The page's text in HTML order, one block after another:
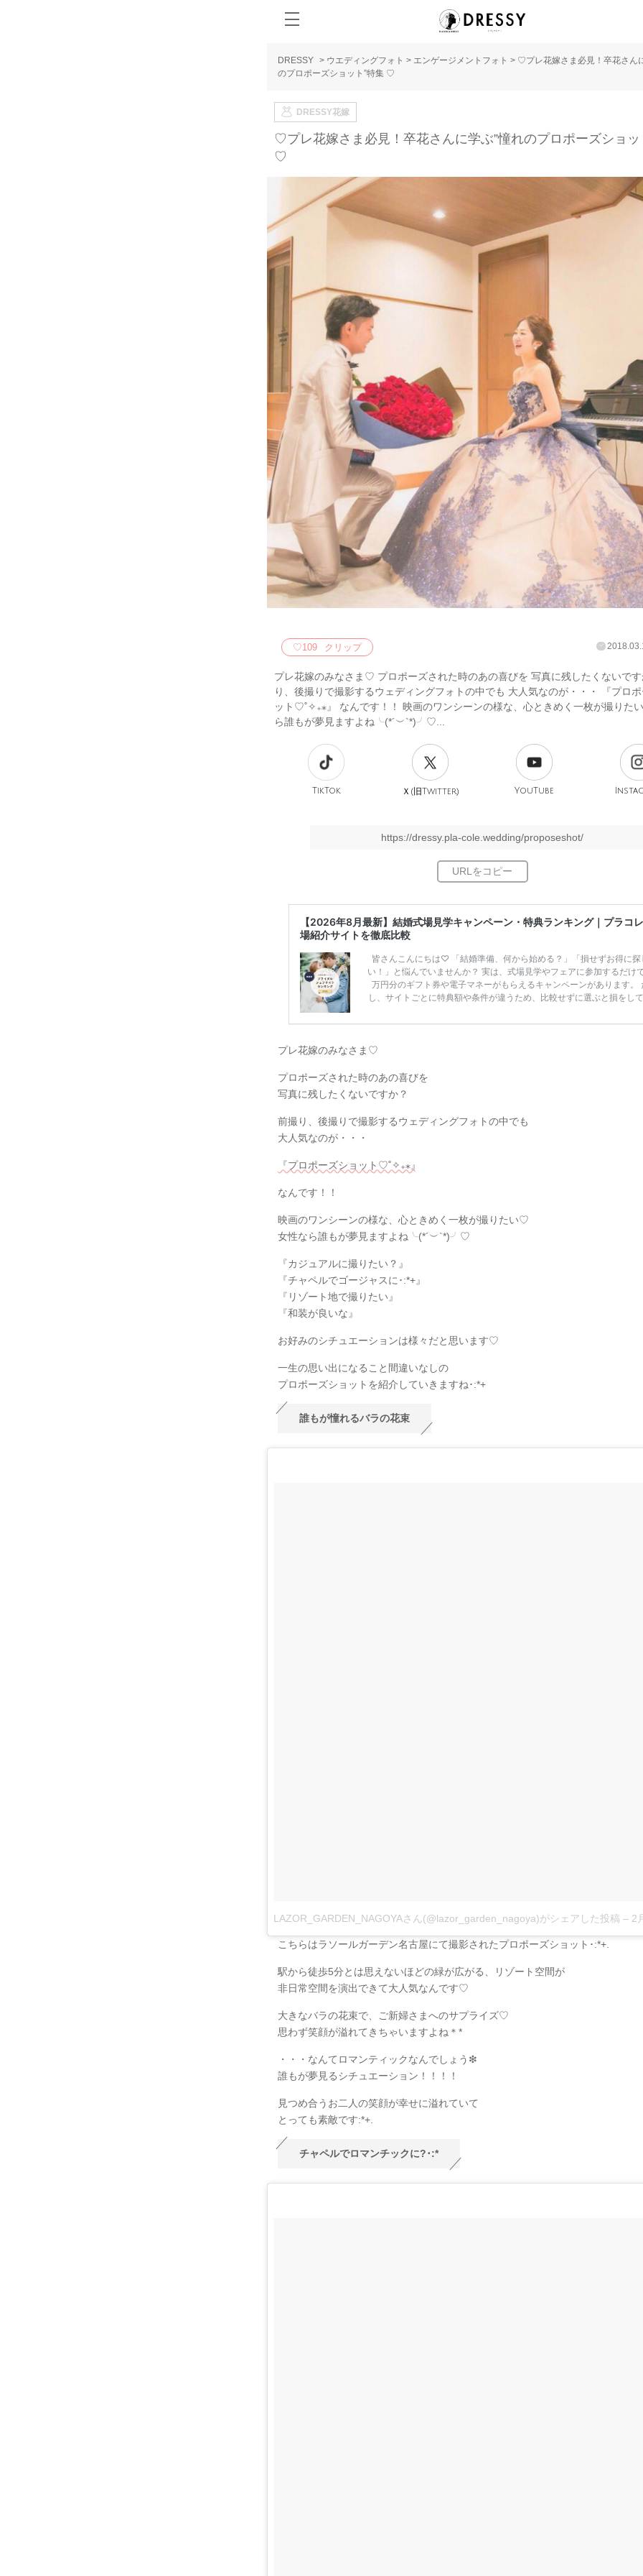
DRESSY > ウエディングフォト > エンゲージメントフォト > ♡プレ花嫁さま必見！卒花さん
のプロポーズショット”特集 ♡
DRESSY花嫁
♡プレ花嫁さま必見！卒花さんに学ぶ”憧れのプロポーズショッ
♡
♡109 クリップ
プレ花嫁のみなさま♡ プロポーズされた時のあの喜びを 写真に残したくないで
り、後撮りで撮影するウェディングフォトの中でも 大人気なのが・・・ 『プロポ
ット♡˚✧₊⁎』 なんです！！ 映画のワンシーンの様な、心ときめく一枚が撮りた
ら誰もが夢見ますよね╰(*´︶`*)╯♡...
TikTok Ｘ(旧Twitter) YouTube
https://dressy.pla-cole.wedding/proposeshot/
【2026年8月最新】結婚式場見学キャンペーン・特典ランキング｜プラコ
場紹介サイトを徹底比較
皆さんこんにちは♡ 「結婚準備、何から始める？」「損せずお得に探
い！」と悩んでいませんか？ 実は、式場見学やフェアに参加するだけ
万円分のギフト券や電子マネーがもらえるキャンペーンがあります。
し、サイトごとに特典額や条件が違うため、比較せずに選ぶと損をし
ンペーン特典ランキングを公開！ 比較サイト：プラコレ、ゼクシィ、
得？」「プラコレの特典は？」といった疑問も解決します。 まずは診断
プレ花嫁のみなさま♡
プロポーズされた時のあの喜びを
写真に残したくないですか？
前撮り、後撮りで撮影するウェディングフォトの中でも
大人気なのが・・・
『プロポーズショット♡˚✧₊⁎』
なんです！！
映画のワンシーンの様な、心ときめく一枚が撮りたい♡
女性なら誰もが夢見ますよね╰(*´︶`*)╯♡
『カジュアルに撮りたい？』
『チャペルでゴージャスに･:*+』
『リゾート地で撮りたい』
『和装が良いな』
お好みのシチュエーションは様々だと思います♡
一生の思い出になること間違いなしの
プロポーズショットを紹介していきますね･:*+
誰もが憧れるバラの花束
LAZOR_GARDEN_NAGOYAさん(@lazor_garden_nagoya)がシェアした投稿 – 2月
こちらはラソールガーデン名古屋にて撮影されたプロポーズショット･:*+.
駅から徒歩5分とは思えないほどの緑が広がる、リゾート空間が
非日常空間を演出できて大人気なんです♡
大きなバラの花束で、ご新婦さまへのサプライズ♡
思わず笑顔が溢れてきちゃいますよね＊*
・・・なんてロマンティックなんでしょう❇︎
誰もが夢見るシチュエーション！！！！
見つめ合うお二人の笑顔が幸せに溢れていて
とっても素敵です:*+.
チャペルでロマンチックに?･:*